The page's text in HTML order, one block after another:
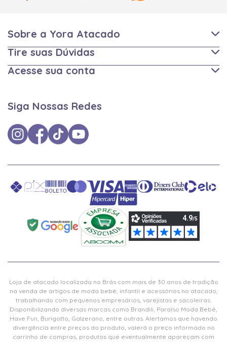
Sobre a Yora Atacado
Tire suas Dúvidas
Acesse sua conta
Siga Nossas Redes
Loja de atacado localizada no Brás com mais de 30 anos de tradição
na venda de artigos de moda bebê, infantil e acessórios no atacado,
trabalhando com pequenos empresários, varejistas e sacoleiras.
Disponibilizando diversas marcas como Brandili, Paraíso Moda Bebê,
Have Fun, Burigotto, Galzerano, entre outras. Alertamos que havendo
divergência entre preços do produto, valerá o preço informado no
carrinho de compras, produtos que eventualmente apareçam com